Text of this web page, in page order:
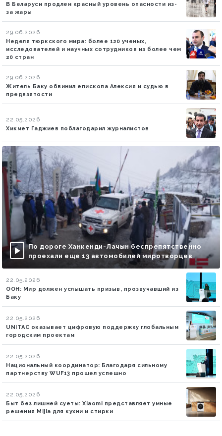
В Беларуси продлен красный уровень опасности из-
за жары
29.06.2026
Неделя тюркского мира: более 120 ученых,
исследователей и научных сотрудников из более чем
20 стран
29.06.2026
Житель Баку обвинил епископа Алексия и судью в
предвзятости
22.05.2026
Хикмет Гаджиев поблагодарил журналистов
По дороге Ханкенди-Лачын беспрепятственно
проехали еще 13 автомобилей миротворцев
22.05.2026
ООН: Мир должен услышать призыв, прозвучавший из
Баку
22.05.2026
UNITAC оказывает цифровую поддержку глобальным
городским проектам
22.05.2026
Национальный координатор: Благодаря сильному
партнерству WUF13 прошел успешно
22.05.2026
Быт без лишней суеты: Xiaomi представляет умные
решения Mijia для кухни и стирки